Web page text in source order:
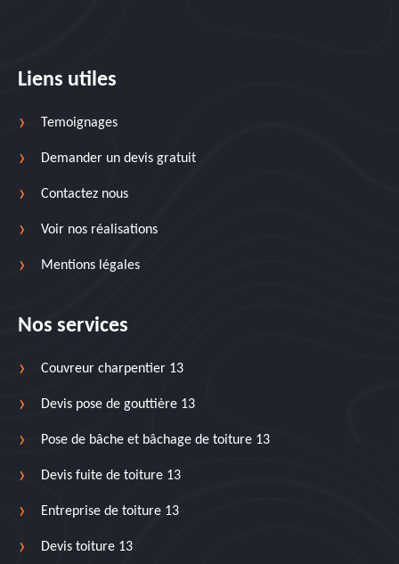
Liens utiles
Temoignages
Demander un devis gratuit
Contactez nous
Voir nos réalisations
Mentions légales
Nos services
Couvreur charpentier 13
Devis pose de gouttière 13
Pose de bâche et bâchage de toiture 13
Devis fuite de toiture 13
Entreprise de toiture 13
Devis toiture 13